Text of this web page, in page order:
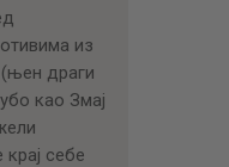
из
драги
као Змај
себе